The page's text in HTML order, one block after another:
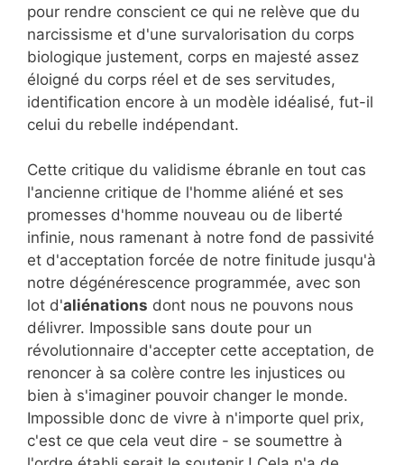
pour rendre conscient ce qui ne relève que du
narcissisme et d'une survalorisation du corps
biologique justement, corps en majesté assez
éloigné du corps réel et de ses servitudes,
identification encore à un modèle idéalisé, fut-il
celui du rebelle indépendant.
Cette critique du validisme ébranle en tout cas
l'ancienne critique de l'homme aliéné et ses
promesses d'homme nouveau ou de liberté
infinie, nous ramenant à notre fond de passivité
et d'acceptation forcée de notre finitude jusqu'à
notre dégénérescence programmée, avec son
lot d'aliénations dont nous ne pouvons nous
délivrer. Impossible sans doute pour un
révolutionnaire d'accepter cette acceptation, de
renoncer à sa colère contre les injustices ou
bien à s'imaginer pouvoir changer le monde.
Impossible donc de vivre à n'importe quel prix,
c'est ce que cela veut dire - se soumettre à